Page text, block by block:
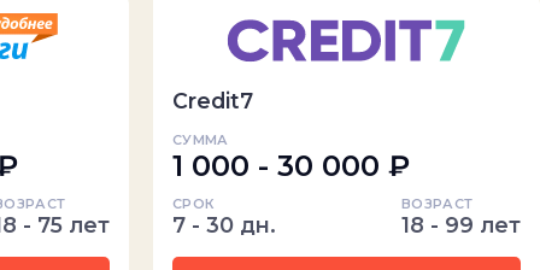
- 75 лет
Credit7
СУММА
1 000 - 30 000 ₽
СРОК
7 - 30 дн.
ВОЗРАСТ
18 - 99 лет